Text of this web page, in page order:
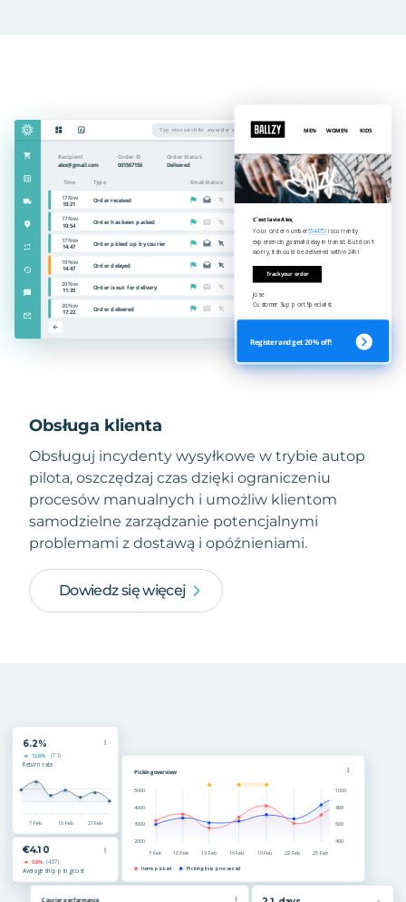
Obsługa klienta
Obsługuj incydenty wysyłkowe w trybie autop
pilota, oszczędzaj czas dzięki ograniczeniu
procesów manualnych i umożliw klientom
samodzielne zarządzanie potencjalnymi
problemami z dostawą i opóźnieniami.
Dowiedz się więcej